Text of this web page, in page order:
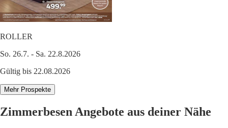
ROLLER
So. 26.7. - Sa. 22.8.2026
Gültig bis 22.08.2026
Mehr Prospekte
Zimmerbesen Angebote aus deiner Nähe